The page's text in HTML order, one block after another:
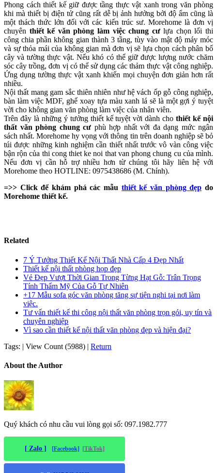
Phong cách thiết kế giữ được tầng thực vật xanh trong văn phòng
khi mà thiết bị điện tử cũng rất dễ bị ảnh hưởng bởi độ ẩm cũng là
một thách thức lớn đối với các kiến trúc sư. Morehome là đơn vị
chuyên thiết kế văn phòng làm việc chung cưlựa chọn lối thi
công chia phần không gian thành 3 tầng, tùy vào mật độ máy móc
và sự thỏa mái của không gian mà đơn vị sẽ lựa chọn cách phân bố
cây và tường thực vật. Nếu khó có thể giữ được lượng nước chăm
sóc cây trồng, đơn vị có thể sử dụng các thảm thực vật công nghiệp.
Ứng dụng tường thực vật xanh khiến mọi chuyện đơn giản hơn rất
nhiều.
Nội thất mang gam sắc thiên nhiên như hệ vách ốp gỗ công nghiệp,
bàn làm việc MDF, ghế xoay tựa màu xanh lá sẽ là một gợi ý tuyệt
vời cho không gian văn phòng làm việc của nhân viên.
Trên đây là những ý tưởng thiết kế tuyệt vời dành chothiết kế nội
thất văn phòng chung cư phù hợp nhất với đa dạng mức ngân
sách nhất. Morehome hy vọng với thông tin trên doanh nghiệp sẽ bỏ
túi được những kinh nghiệm cần thiết nhất trước vô vàn công việc
bận rộn của thi cong thiet ke noi that van phong chung cu của mình.
Nếu đơn vị cần hỗ trợ nhiều hơn từ chúng tôi hãy liên hệ với
Morehome theo HOTLINE: 0975438686 (M. Chính).
=>> Click để khám phá các mẫu thiết kế văn phòng đẹp do
Morehome thiết kế.
Related
7 Ý Tưởng Thiết Kế Nội Thất Nhà Cấp 4 Đẹp Nhất
Thiết kế nội thất phòng họp đẹp
Vẻ Đẹp Vượt Thời Gian Trong Từng Hạt Gỗ: Trân Trọng
Tính Thẩm Mỹ Của Gỗ Tự Nhiên
+17 Mẫu sofa góc văn phòng tăng sự tiện nghi tại nơi làm
việc.
Tư vấn thiết kế thi công nội thất văn phòng trọn gói, uy tín và
chuyên nghiệp
Vì sao cần thiết kế nội thất văn phòng đẹp và hiện đại?
Tags: | View Count (5988) | Return
About the Author
Quý khách có nhu cầu vui lòng gọi số: 097.1982.777
[ Zalo ] [Facebook] [TikTok]